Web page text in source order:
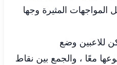
المثيرة وجها
للاعبين وضع
معًا ، والجمع بين نقاط